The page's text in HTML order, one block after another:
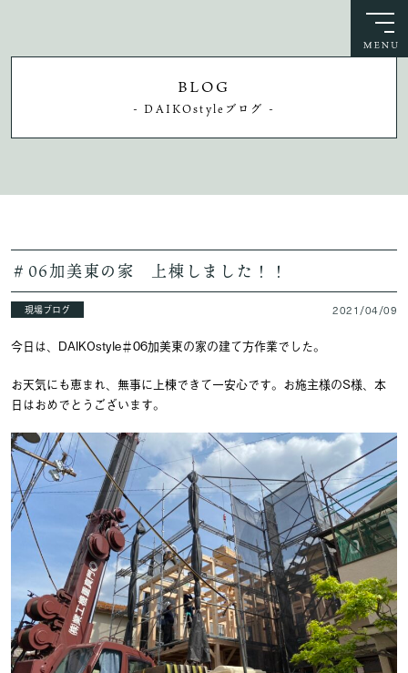
BLOG
- DAIKOstyleブログ -
＃06加美東の家 上棟しました！！
現場ブログ 2021/04/09
今日は、DAIKOstyle＃06加美東の家の建て方作業でした。
お天気にも恵まれ、無事に上棟できて一安心です。お施主様のS様、本
日はおめでとうございます。